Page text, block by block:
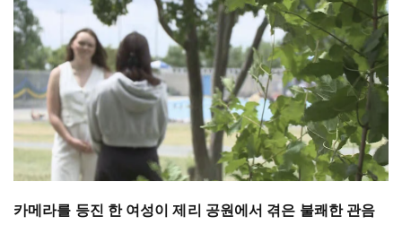
카메라를 등진 한 여성이 제리 공원에서 겪은 불쾌한 관음